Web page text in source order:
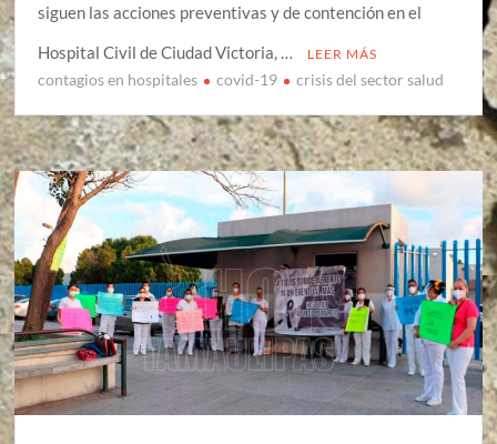
siguen las acciones preventivas y de contención en el
Hospital Civil de Ciudad Victoria, …
LEER MÁS
contagios en hospitales covid-19 crisis del sector salud